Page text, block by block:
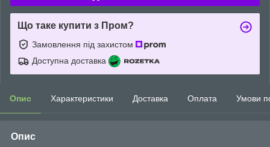
Що таке купити з Пром?
Замовлення під захистом
Доступна доставка
Опис Характеристики Доставка Оплата Умови
Опис